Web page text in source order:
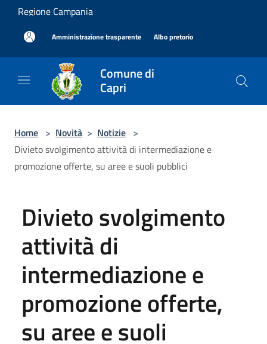
Salta al contenuto principale
Regione Campania
Amministrazione trasparente Albo pretorio
Comune di
Capri
Home > Novità > Notizie >
Divieto svolgimento attività di intermediazione e
promozione offerte, su aree e suoli pubblici
Divieto svolgimento
attività di
intermediazione e
promozione offerte,
su aree e suoli